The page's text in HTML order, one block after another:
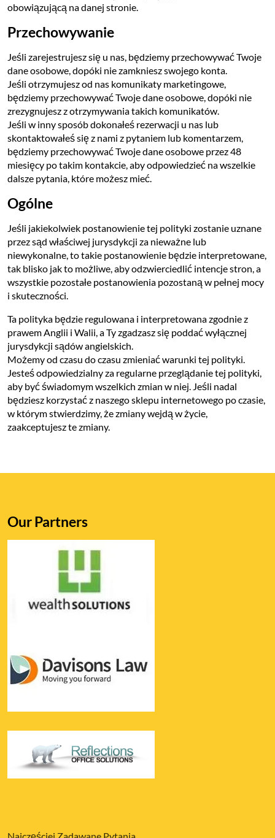
obowiązującą na danej stronie.
Przechowywanie
Jeśli zarejestrujesz się u nas, będziemy przechowywać Twoje
dane osobowe, dopóki nie zamkniesz swojego konta.
Jeśli otrzymujesz od nas komunikaty marketingowe,
będziemy przechowywać Twoje dane osobowe, dopóki nie
zrezygnujesz z otrzymywania takich komunikatów.
Jeśli w inny sposób dokonałeś rezerwacji u nas lub
skontaktowałeś się z nami z pytaniem lub komentarzem,
będziemy przechowywać Twoje dane osobowe przez 48
miesięcy po takim kontakcie, aby odpowiedzieć na wszelkie
dalsze pytania, które możesz mieć.
Ogólne
Jeśli jakiekolwiek postanowienie tej polityki zostanie uznane
przez sąd właściwej jurysdykcji za nieważne lub
niewykonalne, to takie postanowienie będzie interpretowane,
tak blisko jak to możliwe, aby odzwierciedlić intencje stron, a
wszystkie pozostałe postanowienia pozostaną w pełnej mocy
i skuteczności.
Ta polityka będzie regulowana i interpretowana zgodnie z
prawem Anglii i Walii, a Ty zgadzasz się poddać wyłącznej
jurysdykcji sądów angielskich.
Możemy od czasu do czasu zmieniać warunki tej polityki.
Jesteś odpowiedzialny za regularne przeglądanie tej polityki,
aby być świadomym wszelkich zmian w niej. Jeśli nadal
będziesz korzystać z naszego sklepu internetowego po czasie,
w którym stwierdzimy, że zmiany wejdą w życie,
zaakceptujesz te zmiany.
Our Partners